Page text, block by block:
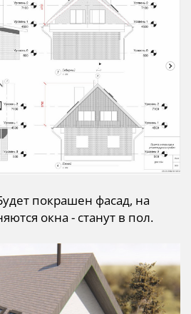
покрашен фасад, на
окна - станут в пол.